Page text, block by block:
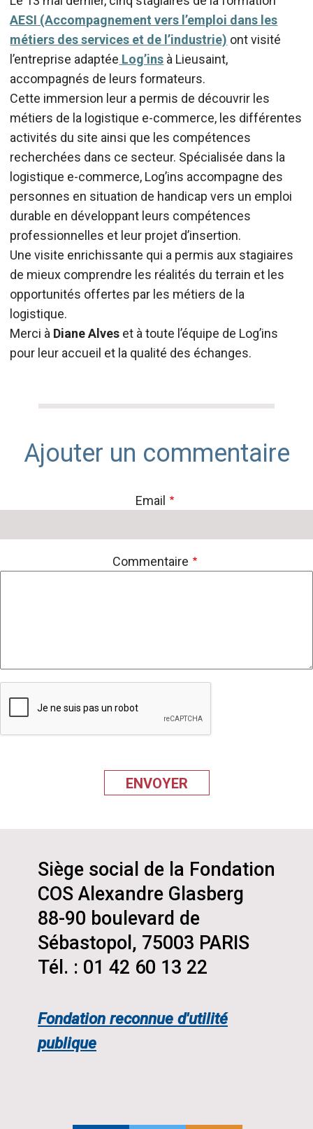
AESI (Accompagnement vers l’emploi dans les
métiers des services et de l’industrie) ont visité
l’entreprise adaptée Log’ins à Lieusaint,
accompagnés de leurs formateurs.
Cette immersion leur a permis de découvrir les
métiers de la logistique e-commerce, les différentes
activités du site ainsi que les compétences
recherchées dans ce secteur. Spécialisée dans la
logistique e-commerce, Log’ins accompagne des
personnes en situation de handicap vers un emploi
durable en développant leurs compétences
professionnelles et leur projet d’insertion.
Une visite enrichissante qui a permis aux stagiaires
de mieux comprendre les réalités du terrain et les
opportunités offertes par les métiers de la
logistique.
Merci à Diane Alves et à toute l’équipe de Log’ins
pour leur accueil et la qualité des échanges.
Ajouter un commentaire
Email
Commentaire
Siège social de la Fondation
COS Alexandre Glasberg
88-90 boulevard de
Sébastopol, 75003 PARIS
Tél. : 01 42 60 13 22
Fondation reconnue d'utilité
publique